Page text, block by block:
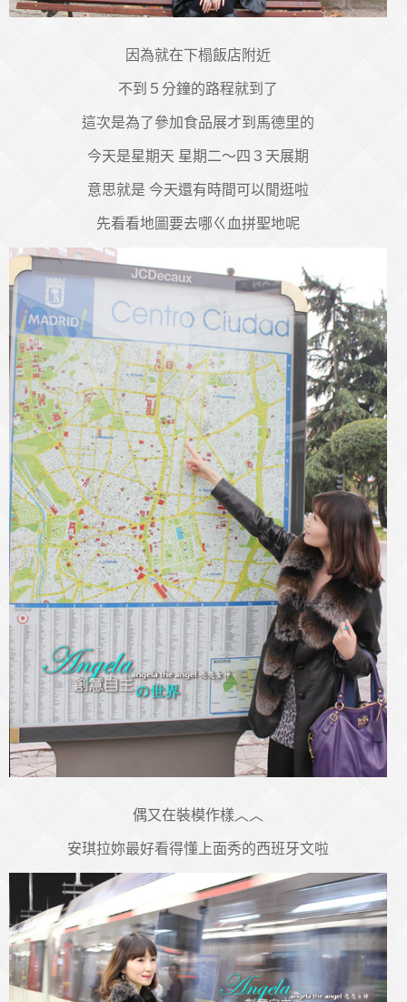
因為就在下榻飯店附近
不到５分鐘的路程就到了
這次是為了參加食品展才到馬德里的
今天是星期天 星期二～四３天展期
意思就是 今天還有時間可以閒逛啦
先看看地圖要去哪ㄍ血拼聖地呢
偶又在裝模作樣︿︿
安琪拉妳最好看得懂上面秀的西班牙文啦